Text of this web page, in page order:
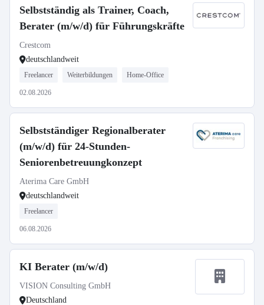
Selbstständig als Trainer, Coach,
Berater (m/w/d) für Führungskräfte
Crestcom
deutschlandweit
Freelancer Weiterbildungen Home-Office
02.08.2026
Selbstständiger Regionalberater
(m/w/d) für 24-Stunden-
Seniorenbetreuungkonzept
Aterima Care GmbH
deutschlandweit
Freelancer
06.08.2026
KI Berater (m/w/d)
VISION Consulting GmbH
Deutschland